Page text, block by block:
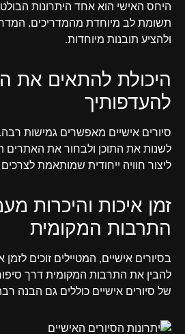
היחס האישי הוא אחד היתרונות
תשומת לב מיוחדת מהמדריכים.
ולהציע תובנות מיוחדות.
היכולת להתאים את
להעדפותיך
סיורים אישיים מאפשרים גמישות
לשנות את התוכן ולבחור את האתרים
ליצור חוויה ייחודית שמותאמת
זמן איכות והיכרות
התרבות המקומית
בסיורים אישיים, המטיילים זוכים
להבין את התרבות המקומית דרך
של סיורים אישיים כוללים גם הבנה